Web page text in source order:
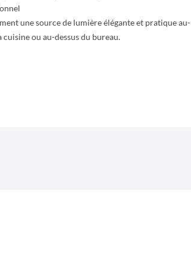
une source de lumière élégante et pratique au-
ou au-dessus du bureau.